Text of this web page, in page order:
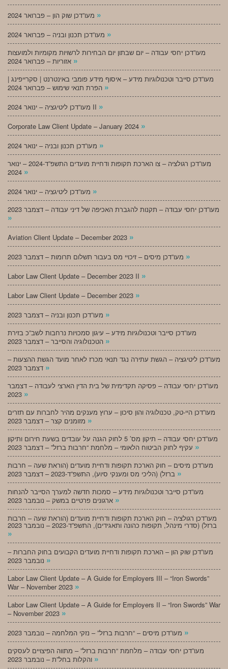
»
»
מעו”דכן יחסי עבודה – יום שבתון יום הבחירות לרשויות מקומיות ולמועצות
»
מעו”דכן סייבר וטכנולוגיות מידע – איסוף מידע פומבי באינטרנט | סקרייפינג |
»
מעו”דכן ליטיגציה – ינואר 2024 II »
Corporate Law Client Update – January 2024 »
»
מעו”דכן רגולציה – צו הארכת תקופות ודחיית מועדים התשפ”ד-2024 – ינואר
»
»
מעו”דכן יחסי עבודה – תקנות להגברת האכיפה של דיני עבודה – דצמבר 2023
»
Aviation Client Update – December 2023 »
»
Labor Law Client Update – December 2023 II »
Labor Law Client Update – December 2023 »
»
מעו”דכן סייבר וטכנולוגיות מידע – עיגון סמכויות נרחבות לשב”כ בזירת
»
מעו”דכן ליטיגציה – הגשת עתירה נגד תנאי מכרז לאחר מועד הגשת ההצעות –
»
מעו”דכן יחסי עבודה – פסיקה תקדימית של בית הדין הארצי לעבודה – דצמבר
»
מעו”דכן היי-טק, טכנולוגיה והון סיכון – ערוץ מענקים מהיר לחברות עם תזרים
»
מעו”דכן יחסי עבודה – תיקון מס’ 5 לחוק הגנה על עובדים בשעת חירום ותיקון
»
מעו”דכן מיסים – חוק הארכת תקופות ודחיית מועדים (הוראת שעה – חרבות
»
מעו”דכן סייבר וטכנולוגיות מידע – סמכות חדשה למערך הסייבר להנחות
»
מעו”דכן רגולציה – חוק הארכת תקופות ודחיית מועדים (הוראת שעה – חרבות
ברזל) (סדרי מינהל, תקופות כהונה ותאגידים), התשפ”ד-2023 – נובמבר 2023
»
מעו”דכן שוק הון – הארכת תקופות ודחיית מועדים הקבועים בחוק החברות –
»
Labor Law Client Update – A Guide for Employers III – “Iron Swords”
War – November 2023 »
Labor Law Client Update – A Guide for Employers II – “Iron Swords” War
– November 2023 »
»
מעו”דכן יחסי עבודה – מלחמת “חרבות ברזל” – מתווה הפיצויים לעסקים
»